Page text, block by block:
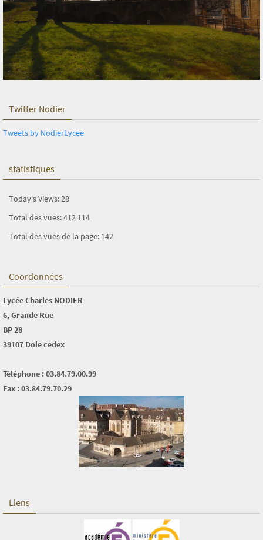
Twitter Nodier
Tweets by NodierLycee
statistiques
Today's Views:28
Total des vues:412 114
Total des vues de la page: 142
Coordonnées
Lycée Charles NODIER
6, Grande Rue
BP 28
39107 Dole cedex
Téléphone : 03.84.79.00.99
Fax : 03.84.79.70.29
Liens